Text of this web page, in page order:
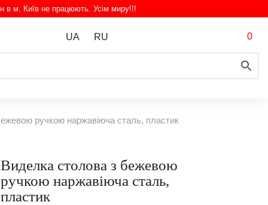
в м. Київ не працюють. Усім миру!!!
UA RU 0
ручкою наржавіюча сталь, пластик
Виделка столова з бежевою
ручкою наржавіюча сталь,
пластик